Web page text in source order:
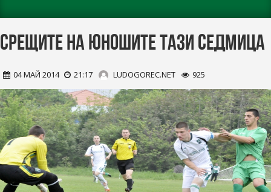
Срещите на юношите тази седмица
04 МАЙ 2014 21:17 LUDOGOREC.NET 925